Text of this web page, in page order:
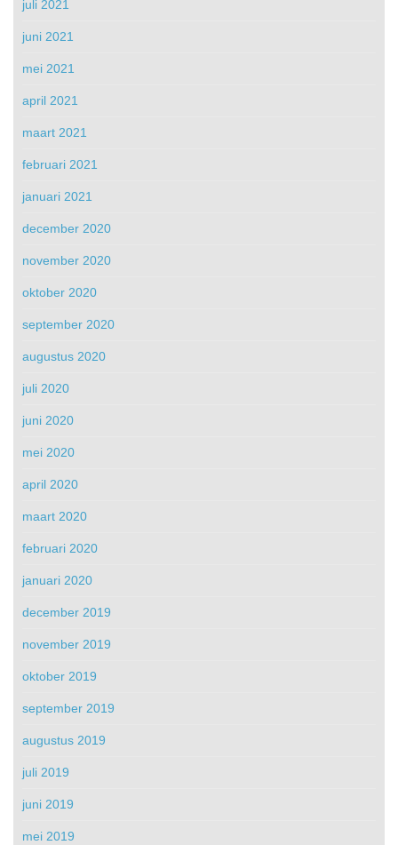
juli 2021
juni 2021
mei 2021
april 2021
maart 2021
februari 2021
januari 2021
december 2020
november 2020
oktober 2020
september 2020
augustus 2020
juli 2020
juni 2020
mei 2020
april 2020
maart 2020
februari 2020
januari 2020
december 2019
november 2019
oktober 2019
september 2019
augustus 2019
juli 2019
juni 2019
mei 2019